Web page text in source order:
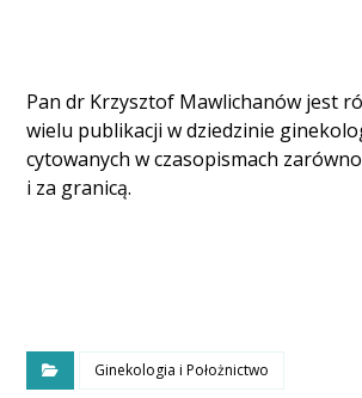
Pan dr Krzysztof Mawlichanów jest
wielu publikacji w dziedzinie
cytowanych w czasopismach
i za granicą.
Ginekologia i Położnictwo